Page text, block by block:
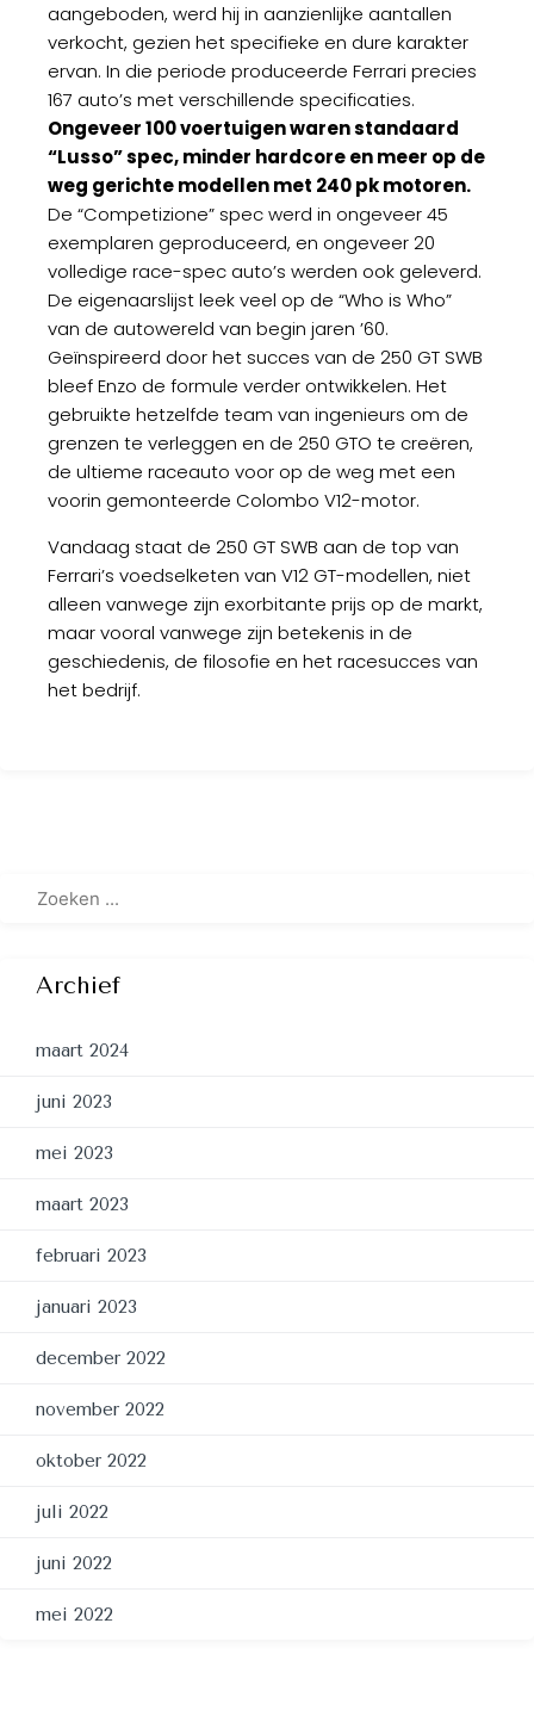
aangeboden, werd hij in aanzienlijke aantallen
verkocht, gezien het specifieke en dure karakter
ervan. In die periode produceerde Ferrari precies
167 auto’s met verschillende specificaties.
Ongeveer 100 voertuigen waren standaard
“Lusso” spec, minder hardcore en meer op de
weg gerichte modellen met 240 pk motoren.
De “Competizione” spec werd in ongeveer 45
exemplaren geproduceerd, en ongeveer 20
volledige race-spec auto’s werden ook geleverd.
De eigenaarslijst leek veel op de “Who is Who”
van de autowereld van begin jaren ’60.
Geïnspireerd door het succes van de 250 GT SWB
bleef Enzo de formule verder ontwikkelen. Het
gebruikte hetzelfde team van ingenieurs om de
grenzen te verleggen en de 250 GTO te creëren,
de ultieme raceauto voor op de weg met een
voorin gemonteerde Colombo V12-motor.
Vandaag staat de 250 GT SWB aan de top van
Ferrari’s voedselketen van V12 GT-modellen, niet
alleen vanwege zijn exorbitante prijs op de markt,
maar vooral vanwege zijn betekenis in de
geschiedenis, de filosofie en het racesucces van
het bedrijf.
Archief
maart 2024
juni 2023
mei 2023
maart 2023
februari 2023
januari 2023
december 2022
november 2022
oktober 2022
juli 2022
juni 2022
mei 2022